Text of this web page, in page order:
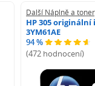
Další Náplně a
HP 305
3YM61AE
94 %
(472 hodnocení)